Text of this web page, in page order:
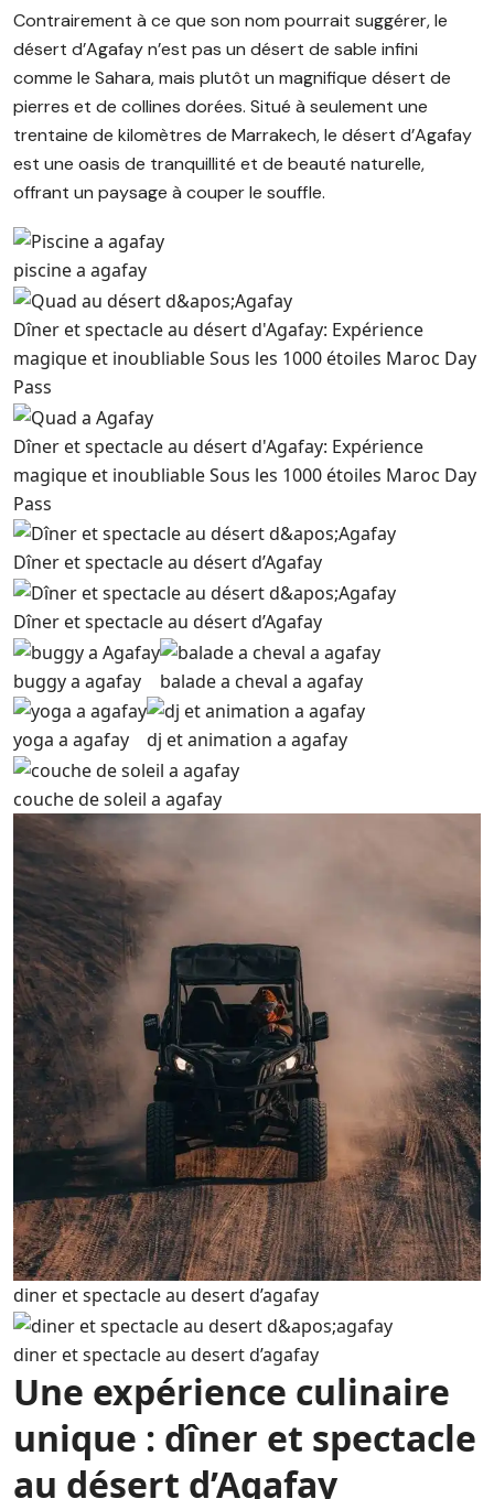
Contrairement à ce que son nom pourrait suggérer, le
désert d’Agafay n’est pas un désert de sable infini
comme le Sahara, mais plutôt un magnifique désert de
pierres et de collines dorées. Situé à seulement une
trentaine de kilomètres de Marrakech, le désert d’Agafay
est une oasis de tranquillité et de beauté naturelle,
offrant un paysage à couper le souffle.
piscine a agafay
Dîner et spectacle au désert d'Agafay: Expérience
magique et inoubliable Sous les 1000 étoiles Maroc Day
Pass
Dîner et spectacle au désert d'Agafay: Expérience
magique et inoubliable Sous les 1000 étoiles Maroc Day
Pass
Dîner et spectacle au désert d’Agafay
Dîner et spectacle au désert d’Agafay
buggy a agafay balade a cheval a agafay
yoga a agafay dj et animation a agafay
couche de soleil a agafay
diner et spectacle au desert d’agafay
diner et spectacle au desert d’agafay
Une expérience culinaire
unique : dîner et spectacle
au désert d’Agafay